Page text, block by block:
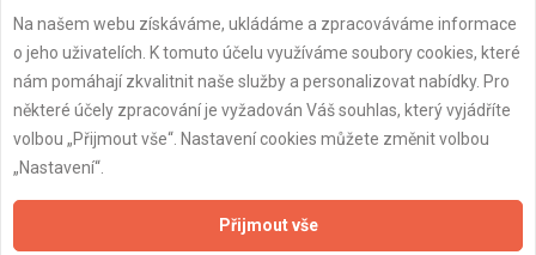
Aktualizováno z portálu ARES dne 31.12.2023 22:15:08
Zpracování a ochrana osobních údajů
Na našem webu získáváme, ukládáme a zpracováváme informace
o jeho uživatelích. K tomuto účelu využíváme soubory cookies, které
nám pomáhají zkvalitnit naše služby a personalizovat nabídky. Pro
některé účely zpracování je vyžadován Váš souhlas, který vyjádříte
volbou „Přijmout vše“. Nastavení cookies můžete změnit volbou
„Nastavení“.
Přijmout vše